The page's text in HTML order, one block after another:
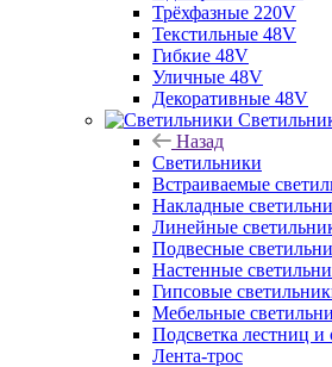
Трёхфазные 220V
Текстильные 48V
Гибкие 48V
Уличные 48V
Декоративные 48V
Назад
Светильники
Встраиваемые
Накладные
Линейные
Подвесные
Настенные
Гипсовые
Мебельные
Подсветка лестниц и
Лента-трос